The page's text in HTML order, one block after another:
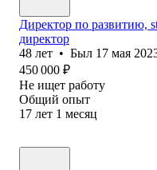
Директор по развитию,
директор
48 лет • Был 17 мая
450 000 ₽
Не ищет работу
Общий опыт
17 лет 1 месяц